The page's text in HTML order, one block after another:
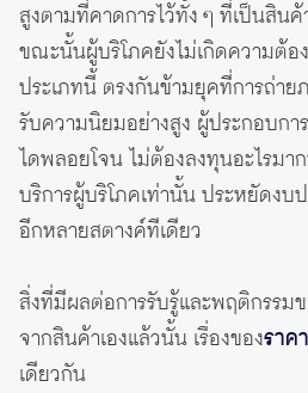
สูงตามที่คาดการไว้ทั้ง ๆ ที่เป็นสิน
ขณะนั้นผู้บริโภคยังไม่เกิดความต้อ
ประเภทนี้ ตรงกันข้ามยุคที่การถ่าย
รับความนิยมอย่างสูง ผู้ประกอบกา
ไดพลอยโจน ไม่ต้องลงทุนอะไรมา
บริการผู้บริโภคเท่านั้น ประหยัดง
อีกหลายสตางค์ทีเดียว
สิ่งที่มีผลต่อการรับรู้และพฤติกรรม
จากสินค้าเองแล้วนั้น เรื่องของราคา
เดียวกัน